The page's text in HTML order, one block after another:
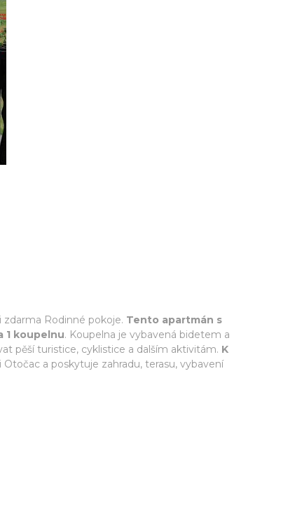
zdarma Rodinné pokoje. Tento apartmán s
1 koupelnu. Koupelna je vybavená bidetem a
pěší turistice, cyklistice a dalším aktivitám. K
a poskytuje zahradu, terasu, vybavení